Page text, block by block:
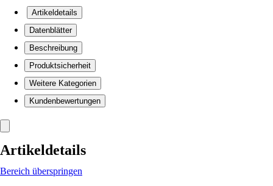
Artikeldetails
Datenblätter
Beschreibung
Produktsicherheit
Weitere Kategorien
Kundenbewertungen
Artikeldetails
Bereich überspringen